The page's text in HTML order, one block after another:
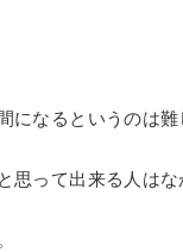
になるというのは難
思って出来る人はな